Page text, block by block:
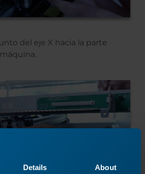
Details About
del eje X hacia la parte